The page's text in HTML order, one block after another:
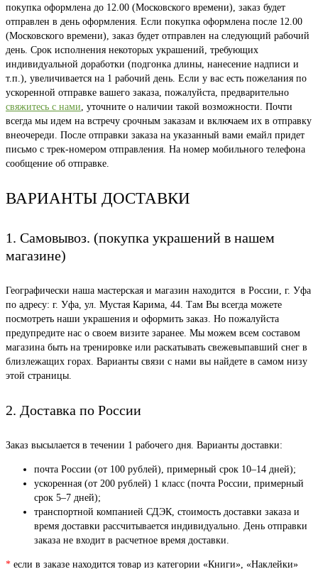
покупка оформлена до 12.00 (Московского времени), заказ будет
отправлен в день оформления. Если покупка оформлена после 12.00
(Московского времени), заказ будет отправлен на следующий рабочий
день. Срок исполнения некоторых украшений, требующих
индивидуальной доработки (подгонка длины, нанесение надписи и
т.п.), увеличивается на 1 рабочий день. Если у вас есть пожелания по
ускоренной отправке вашего заказа, пожалуйста, предварительно
свяжитесь с нами, уточните о наличии такой возможности. Почти
всегда мы идем на встречу срочным заказам и включаем их в отправку
внеочереди. После отправки заказа на указанный вами емайл придет
письмо с трек-номером отправления. На номер мобильного телефона
сообщение об отправке.
ВАРИАНТЫ ДОСТАВКИ
1. Самовывоз. (покупка украшений в нашем
магазине)
Географически наша мастерская и магазин находится в России, г. Уфа
по адресу: г. Уфа, ул. Мустая Карима, 44. Там Вы всегда можете
посмотреть наши украшения и оформить заказ. Но пожалуйста
предупредите нас о своем визите заранее. Мы можем всем составом
магазина быть на тренировке или раскатывать свежевыпавший снег в
близлежащих горах. Варианты связи с нами вы найдете в самом низу
этой страницы.
2. Доставка по России
Заказ высылается в течении 1 рабочего дня. Варианты доставки:
почта России (от 100 рублей), примерный срок 10–14 дней);
ускоренная (от 200 рублей) 1 класс (почта России, примерный
срок 5–7 дней);
транспортной компанией СДЭК, стоимость доставки заказа и
время доставки рассчитывается индивидуально. День отправки
заказа не входит в расчетное время доставки.
* если в заказе находится товар из категории «Книги», «Наклейки»